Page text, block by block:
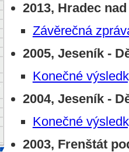
2013, Hradec
Závěrečná
2005, Jeseník -
Konečné
2004, Jeseník -
Konečné
2003, Frenštát